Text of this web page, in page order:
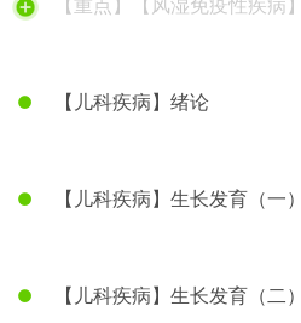
【重点】【风湿免疫性疾病
【儿科疾病】绪论
【儿科疾病】生长发育（一）
【儿科疾病】生长发育（二